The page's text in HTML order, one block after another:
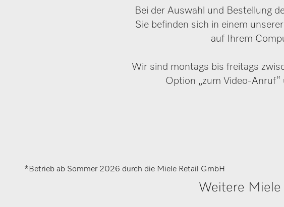
Bei der Auswahl und Bestellung
Sie befinden sich in einem
auf Ihrem
Wir sind montags bis freitags
Option „zum Video-
*Betrieb ab Sommer 2026 durch die Miele Retail GmbH
Weitere Miele